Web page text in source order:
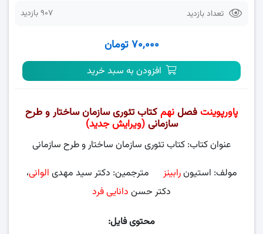
تعداد بازدید 907 بازدید
۷۰,۰۰۰ تومان
افزودن به سبد خرید
پاورپوینتفصلنهمکتاب تئوری سازمان ساختار و طرح
سازمانی(ویرایش جدید)
عنوان کتاب: کتاب تئوری سازمان ساختار و طرح سازمانی
مولف: استیونرابینز مترجمین: دکتر سید مهدی الوانی،
دکتر حسن دانایی فرد
محتوی فایل: